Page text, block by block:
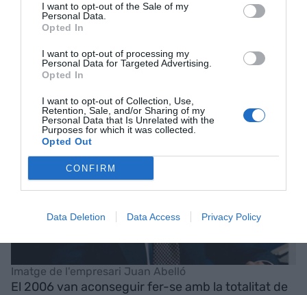
I want to opt-out of the Sale of my
Personal Data.
Opted In
I want to opt-out of processing my
Personal Data for Targeted Advertising.
Opted In
I want to opt-out of Collection, Use,
Retention, Sale, and/or Sharing of my
Personal Data that Is Unrelated with the
Purposes for which it was collected.
Opted Out
CONFIRM
Data Deletion Data Access Privacy Policy
la borsa espanyola i va esdevenir un títol clau en
l’anomenat “capitalisme popular” de final del segle
Imatge de l'empresari Juan Abelló
El 2006 van aconseguir fer-se amb la totalitat de